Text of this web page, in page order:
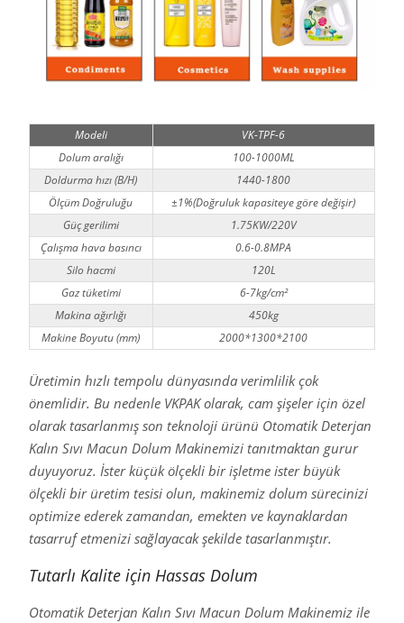
Modeli
VK-TPF-6
Dolum aralığı
100-1000ML
Doldurma hızı (B/H)
1440-1800
Ölçüm Doğruluğu
±1%(Doğruluk kapasiteye göre değişir)
Güç gerilimi
1.75KW/220V
Çalışma hava basıncı
0.6-0.8MPA
Silo hacmi
120L
Gaz tüketimi
6-7kg/cm²
Makina ağırlığı
450kg
Makine Boyutu (mm)
2000*1300*2100
Üretimin hızlı tempolu dünyasında verimlilik çok
önemlidir. Bu nedenle VKPAK olarak, cam şişeler için özel
olarak tasarlanmış son teknoloji ürünü Otomatik Deterjan
Kalın Sıvı Macun Dolum Makinemizi tanıtmaktan gurur
duyuyoruz. İster küçük ölçekli bir işletme ister büyük
ölçekli bir üretim tesisi olun, makinemiz dolum sürecinizi
optimize ederek zamandan, emekten ve kaynaklardan
tasarruf etmenizi sağlayacak şekilde tasarlanmıştır.
Tutarlı Kalite için Hassas Dolum
Otomatik Deterjan Kalın Sıvı Macun Dolum Makinemiz ile